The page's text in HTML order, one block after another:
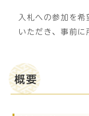
入札への参加を
いただき、事前に
概要